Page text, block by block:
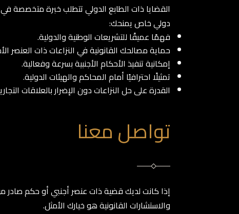
القضايا ذات الطابع الدولي تتطلب خبرة متخصصة
دولي خاص يمنحك:
فهمًا عميقًا للتشريعات الوطنية والدولية.
حماية مصالحك القانونية في النزاعات ذات العنصر
إمكانية تنفيذ الأحكام الأجنبية بسرعة وفعالية.
تمثيلًا احترافيًا أمام المحاكم والهيئات الدولية.
القدرة على حل النزاعات دون الإضرار بالعلاقات
تواصل معنا
إذا كانت لديك قضية ذات عنصر أجنبي أو حكم صادر
والاستشارات القانونية هو خيارك الأمثل.